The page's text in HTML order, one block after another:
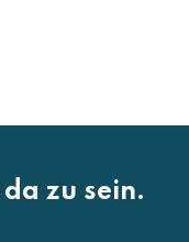
zu sein.